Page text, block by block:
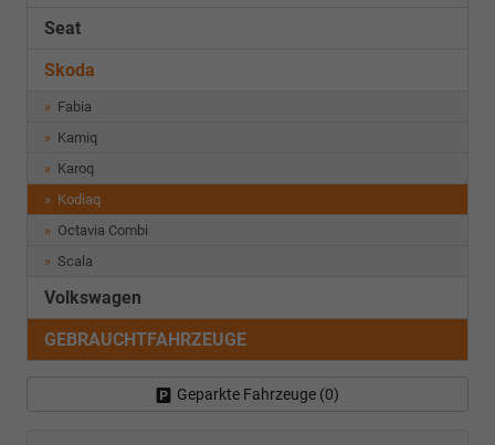
Seat
Skoda
Fabia
Kamiq
Karoq
Kodiaq
Octavia Combi
Scala
Volkswagen
GEBRAUCHTFAHRZEUGE
Geparkte Fahrzeuge (0)